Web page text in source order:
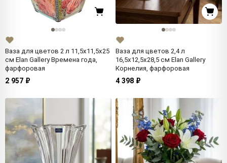
Ваза для цветов 2 л 11,5х11,5х25
см Elan Gallery Времена года,
фарфоровая
2 957 ₽
Ваза для цветов 2,4 л
16,5х12,5х28,5 см Elan Gallery
Корнелия, фарфоровая
4 398 ₽